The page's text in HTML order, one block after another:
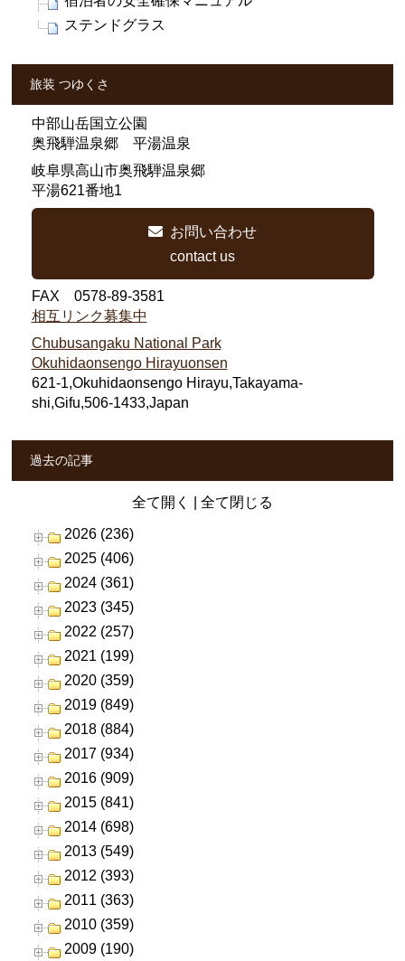
ステンドグラス
旅装 つゆくさ
中部山岳国立公園
奥飛騨温泉郷 平湯温泉
岐阜県高山市奥飛騨温泉郷
平湯621番地1
お問い合わせ
contact us
FAX 0578-89-3581
相互リンク募集中
Chubusangaku National Park
Okuhidaonsengo Hirayuonsen
621-1,Okuhidaonsengo Hirayu,Takayama-
shi,Gifu,506-1433,Japan
過去の記事
全て開く 全て閉じる
2026 (236)
2025 (406)
2024 (361)
2023 (345)
2022 (257)
2021 (199)
2020 (359)
2019 (849)
2018 (884)
2017 (934)
2016 (909)
2015 (841)
2014 (698)
2013 (549)
2012 (393)
2011 (363)
2010 (359)
2009 (190)